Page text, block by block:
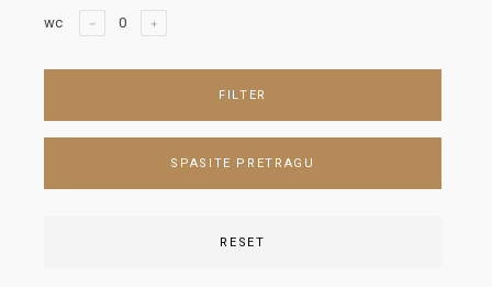
wc
FILTER
SPASITE PRETRAGU
RESET